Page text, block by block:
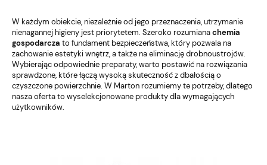
W każdym obiekcie, niezależnie od jego przeznaczenia, utrzymanie
nienagannej higieny jest priorytetem. Szeroko rozumianachemia
gospodarcza to fundament bezpieczeństwa, który pozwala na
zachowanie estetyki wnętrz, a także na eliminację drobnoustrojów.
Wybierając odpowiednie preparaty, warto postawić na rozwiązania
sprawdzone, które łączą wysoką skuteczność z dbałością o
czyszczone powierzchnie. W Marton rozumiemy te potrzeby, dlatego
nasza oferta to wyselekcjonowane produkty dla wymagających
użytkowników.